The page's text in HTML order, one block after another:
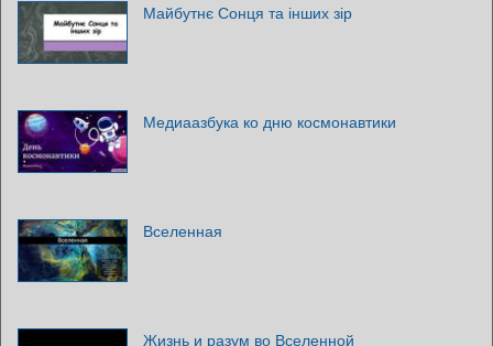
Майбутнє Сонця та інших зір
Медиаазбука ко дню космонавтики
Вселенная
Жизнь и разум во Вселенной